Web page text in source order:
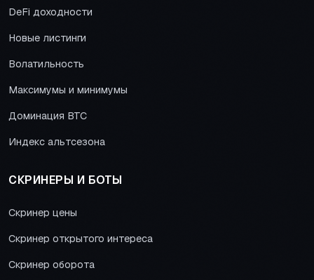
DeFi доходности
Новые листинги
Волатильность
Максимумы и минимумы
Доминация BTC
Индекс альтсезона
СКРИНЕРЫ И БОТЫ
Скринер цены
Скринер открытого интереса
Скринер оборота